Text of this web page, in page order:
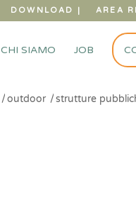
DOWNLOAD | AREA
CHI SIAMO JOB
/outdoor /strutture